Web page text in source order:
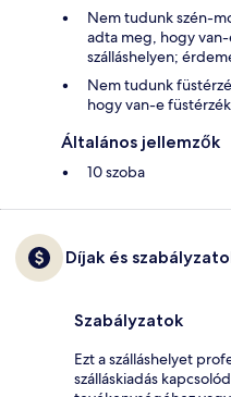
Nem tudunk szén-
adta meg, hogy
szálláshelyen;
Nem tudunk
hogy van-e
Általános jellemzők
10 szoba
Díjak és
Szabályzatok
Ezt a szálláshelyet
szálláskiadás